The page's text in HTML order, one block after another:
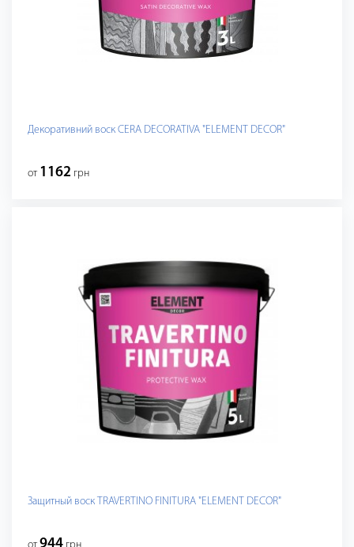
Декоративний воск CERA DECORATIVA "ELEMENT DECOR"
от 1162 грн
Защитный воск TRAVERTINO FINITURA "ELEMENT DECOR"
от944 грн